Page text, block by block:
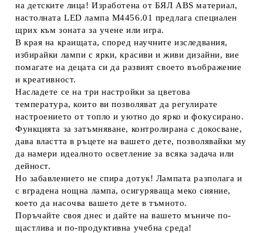
на детските лица! Изработена от БЯЛ ABS материал,
настолната LED лампа Μ4456.01 предлага специален
щрих към зоната за учене или игра.
В края на краищата, според научните изследвания,
избирайки лампи с ярки, красиви и живи дизайни, вие
помагате на децата си да развият своето въображение
и креативност.
Насладете се на три настройки за цветова
температура, които ви позволяват да регулирате
настроението от топло и уютно до ярко и фокусирано.
Функцията за затъмняване, контролирана с докосване,
дава властта в ръцете на вашето дете, позволявайки му
да намери идеалното осветление за всяка задача или
дейност.
Но забавлението не спира дотук! Лампата разполага и
с вградена нощна лампа, осигуряваща меко сияние,
което да насочва вашето дете в тъмното.
Поръчайте своя днес и дайте на вашето мъниче по-
щастлива и по-продуктивна учебна среда!